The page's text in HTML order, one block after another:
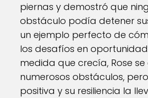
piernas y demostró que
obstáculo podía detener
un ejemplo perfecto de
los desafíos en
medida que crecía, Rose
numerosos obstáculos,
positiva y su resiliencia la